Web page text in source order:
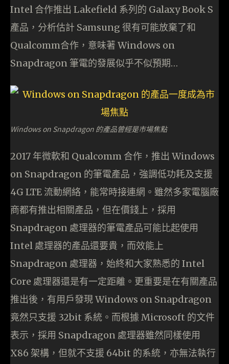
Intel 合作推出 Lakefield 系列的 Galaxy Book S
產品，分析估計 Samsung 很有可能放棄了和
Qualcomm合作，意味著 Windows on
Snapdragon 筆電的發展似乎不似預期…
Windows on Snapdragon 的產品曾經是市場焦點
2017 年微軟和 Qualcomm 合作，推出 Windows
on Snapdragon 的筆電產品，強調低功耗及支援
4G LTE 流動網絡，能常時接連網。雖然多家電腦廠
商都有推出相關產品，但在價錢上，採用
Snapdragon 處理器的筆電產品可能比起使用
Intel 處理器的產品還要貴，而效能上
Snapdragon 處理器，始終和大家熟悉的 Intel
Core 處理器還是有一定距離。更重要是在有關產品
推出後，有用戶發現 Windows on Snapdragon
竟然只支援 32bit 系統。而根據 Microsoft 的文件
表示，採用 Snapdragon 處理器雖然同樣使用
X86 架構，但就不支援 64bit 的系統，亦無法執行